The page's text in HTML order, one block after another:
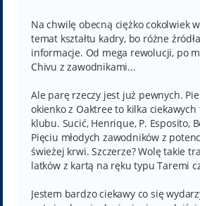
t
Na chwilę obecną ciężko cokolwiek
temat kształtu kadry, bo różne
informacje. Od mega rewolucji, po
Chivu z zawodnikami...
Ale parę rzeczy jest już pewnych.
okienko z Oaktree to kilka
klubu. Sucić, Henrique, P. Esposito,
Pięciu młodych zawodników z
świeżej krwi. Szczerze? Wolę takie
latków z kartą na ręku typu Taremi
Jestem bardzo ciekawy co się